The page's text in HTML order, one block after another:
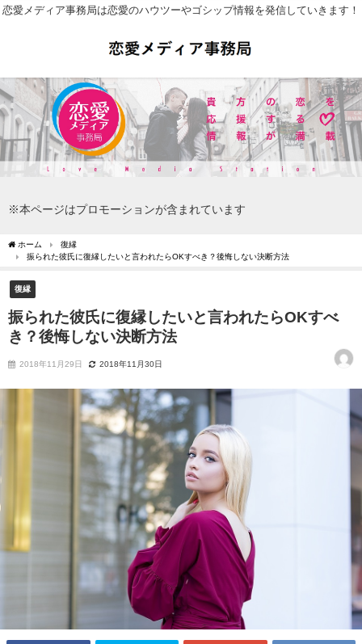
恋愛メディア事務局は恋愛のハウツーやゴシップ情報を発信していきます！
※本ページはプロモーションが含まれています
ホーム
復縁
振られた彼氏に復縁したいと言われたらOKすべき？後悔しない決断方法
復縁
振られた彼氏に復縁したいと言われたらOKすべ
き？後悔しない決断方法
2018年11月29日 2018年11月30日